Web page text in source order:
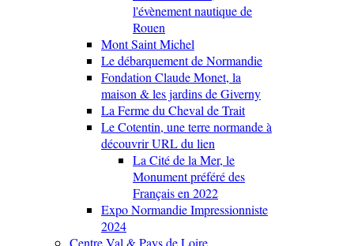
l'évènement nautique de
Rouen
Mont Saint Michel
Le débarquement de Normandie
Fondation Claude Monet, la
maison & les jardins de Giverny
La Ferme du Cheval de Trait
Le Cotentin, une terre normande à
découvrir URL du lien
La Cité de la Mer, le
Monument préféré des
Français en 2022
Expo Normandie Impressionniste
2024